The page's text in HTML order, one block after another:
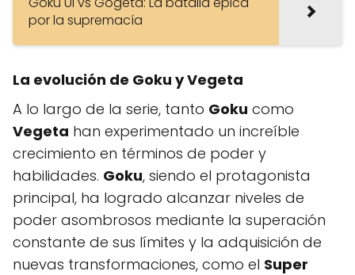
por la supremacía
La evolución de Goku y Vegeta
A lo largo de la serie, tanto Goku como
Vegeta han experimentado un increíble
crecimiento en términos de poder y
habilidades. Goku, siendo el protagonista
principal, ha logrado alcanzar niveles de
poder asombrosos mediante la superación
constante de sus límites y la adquisición de
nuevas transformaciones, como el Super